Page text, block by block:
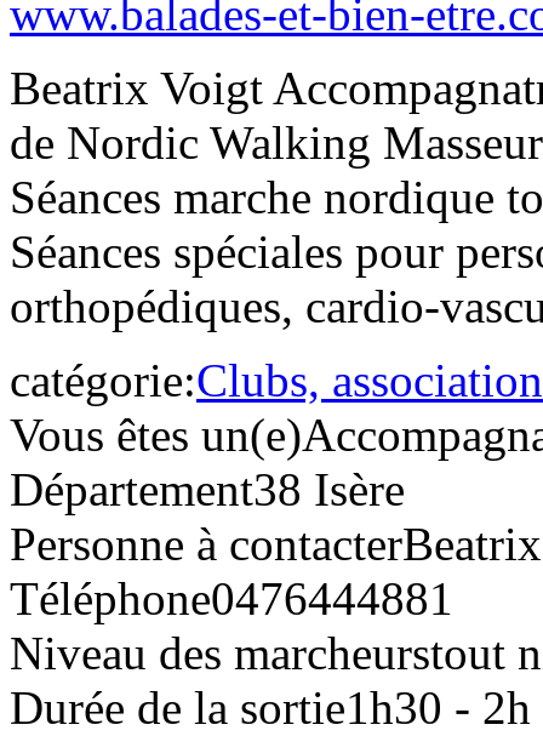
www.balades-et-bien-
Beatrix Voigt
de Nordic Walking
Séances marche nordique
Séances spéciales pour
orthopédiques, cardio-
catégorie:Clubs,
Vous êtes un(e)
Département38 Isère
Personne à contacter
Téléphone0476444881
Niveau des marcheurstout
Durée de la sortie1h30 - 2h